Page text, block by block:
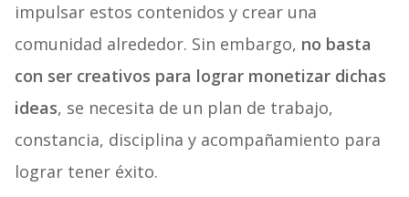
impulsar estos contenidos y crear una
comunidad alrededor. Sin embargo, no basta
con ser creativos para lograr monetizar dichas
ideas, se necesita de un plan de trabajo,
constancia, disciplina y acompañamiento para
lograr tener éxito.